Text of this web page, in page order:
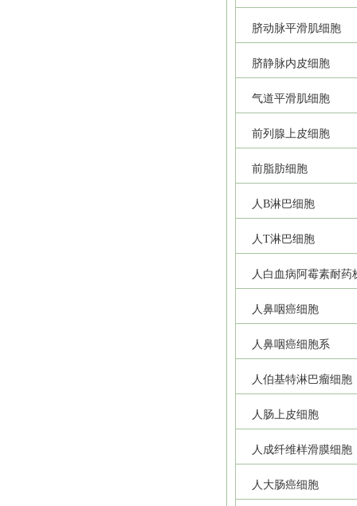
脐动脉平滑肌细胞
脐静脉内皮细胞
气道平滑肌细胞
前列腺上皮细胞
前脂肪细胞
人B淋巴细胞
人T淋巴细胞
人白血病阿霉素耐药
人鼻咽癌细胞
人鼻咽癌细胞系
人伯基特淋巴瘤细胞
人肠上皮细胞
人成纤维样滑膜细胞
人大肠癌细胞